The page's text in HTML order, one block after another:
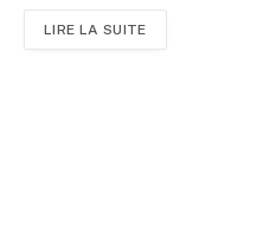
LIRE LA SUITE